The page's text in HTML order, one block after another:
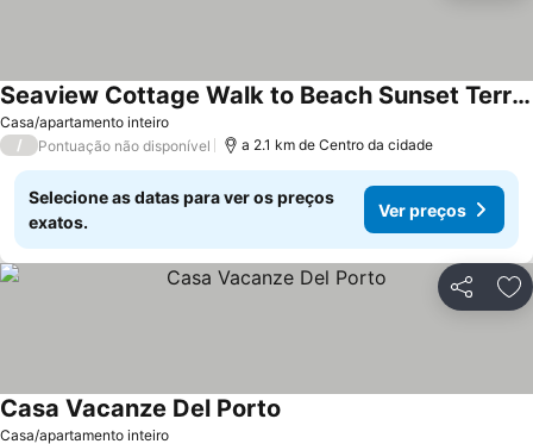
Casa/apartamento inteiro
Seaview Cottage Walk to Beach Sunset Terrace
Ver preços
/ Pontuação não disponível a 2.1 km de Centro da cidade
Selecione as datas para ver os preços
exatos.
Ver preços
Partilhar
Casa/apartamento inteiro
Casa Vacanze Del Porto